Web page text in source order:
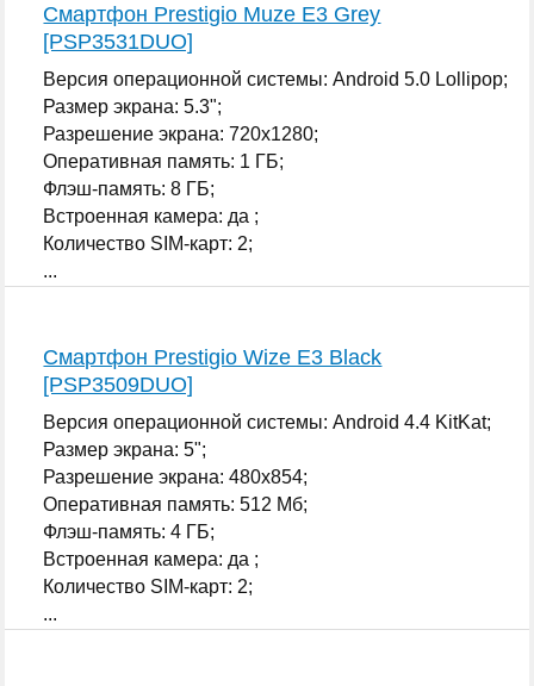
Смартфон Prestigio Muze E3 Grey
[PSP3531DUO]
Версия операционной системы: Android 5.0 Lollipop;
Размер экрана: 5.3";
Разрешение экрана: 720x1280;
Оперативная память: 1 ГБ;
Флэш-память: 8 ГБ;
Встроенная камера: да ;
Количество SIM-карт: 2;
...
Смартфон Prestigio Wize E3 Black
[PSP3509DUO]
Версия операционной системы: Android 4.4 KitKat;
Размер экрана: 5";
Разрешение экрана: 480x854;
Оперативная память: 512 Мб;
Флэш-память: 4 ГБ;
Встроенная камера: да ;
Количество SIM-карт: 2;
...